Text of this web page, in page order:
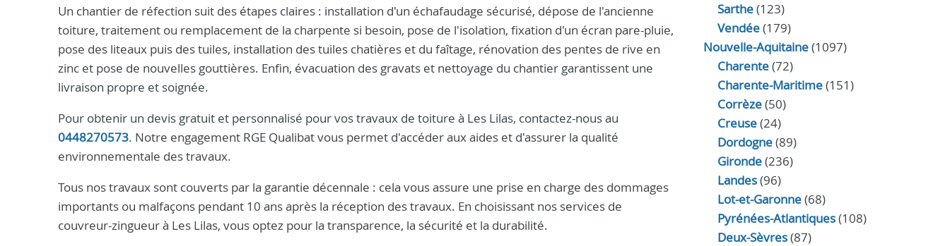
Un chantier de réfection suit des étapes claires : installation d'un échafaudage sécurisé, dépose de l'ancienne
toiture, traitement ou remplacement de la charpente si besoin, pose de l'isolation, fixation d'un écran pare-pluie,
pose des liteaux puis des tuiles, installation des tuiles chatières et du faîtage, rénovation des pentes de rive en
zinc et pose de nouvelles gouttières. Enfin, évacuation des gravats et nettoyage du chantier garantissent une
livraison propre et soignée.
Pour obtenir un devis gratuit et personnalisé pour vos travaux de toiture à Les Lilas, contactez-nous au
0448270573. Notre engagement RGE Qualibat vous permet d'accéder aux aides et d'assurer la qualité
environnementale des travaux.
Tous nos travaux sont couverts par la garantie décennale : cela vous assure une prise en charge des dommages
importants ou malfaçons pendant 10 ans après la réception des travaux. En choisissant nos services de
couvreur-zingueur à Les Lilas, vous optez pour la transparence, la sécurité et la durabilité.
Sarthe(123)
Vendée(179)
Nouvelle-Aquitaine(1097)
Charente(72)
Charente-Maritime(151)
Corrèze(50)
Creuse(24)
Dordogne(89)
Gironde(236)
Landes(96)
Lot-et-Garonne(68)
Pyrénées-Atlantiques(108)
Deux-Sèvres(87)